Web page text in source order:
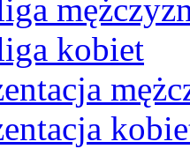
kobiet